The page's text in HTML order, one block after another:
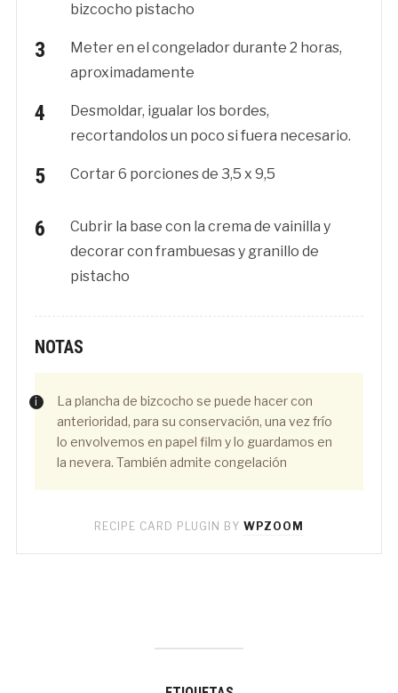
bizcocho pistacho
Meter en el congelador durante 2 horas,
aproximadamente
Desmoldar, igualar los bordes,
recortandolos un poco si fuera necesario.
Cortar 6 porciones de 3,5 x 9,5
Cubrir la base con la crema de vainilla y
decorar con frambuesas y granillo de
pistacho
NOTAS
La plancha de bizcocho se puede hacer con
anterioridad, para su conservación, una vez frío
lo envolvemos en papel film y lo guardamos en
la nevera. También admite congelación
RECIPE CARD PLUGIN BY WPZOOM